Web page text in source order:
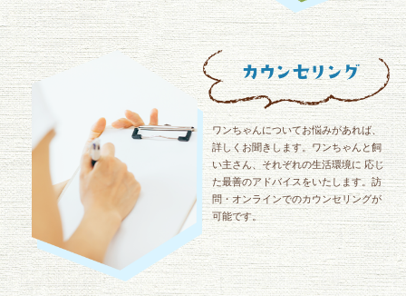
ワンちゃんについてお悩みがあれば、
詳しくお聞きします。ワンちゃんと飼
い主さん、それぞれの生活環境に 応じ
た最善のアドバイスをいたします。訪
問・オンラインでのカウンセリングが
可能です。